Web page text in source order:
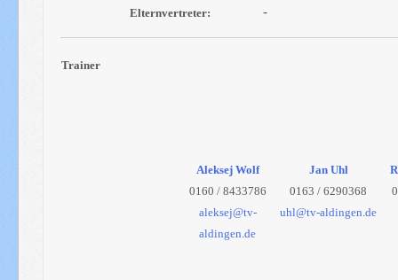
Elternvertreter:
-
Trainer
Aleksej Wolf
0160 / 8433786
aleksej@tv-
aldingen.de
Jan Uhl
0163 / 6290368
uhl@tv-aldingen.de